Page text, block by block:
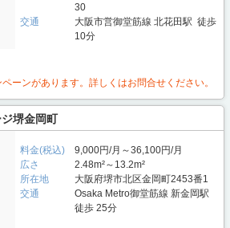
30
交通
大阪市営御堂筋線 北花田駅 徒歩
10分
ーンがあります。詳しくはお問合せください。
堺金岡町
料金(税込)
9,000円/月～36,100円/月
広さ
2.48m²～13.2m²
所在地
大阪府堺市北区金岡町2453番1
交通
Osaka Metro御堂筋線 新金岡駅
徒歩 25分